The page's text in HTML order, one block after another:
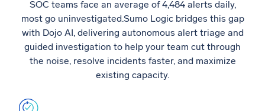
SOC teams face an average of 4,484 alerts daily,
most go uninvestigated.Sumo Logic bridges this gap
with Dojo AI, delivering autonomous alert triage and
guided investigation to help your team cut through
the noise, resolve incidents faster, and maximize
existing capacity.